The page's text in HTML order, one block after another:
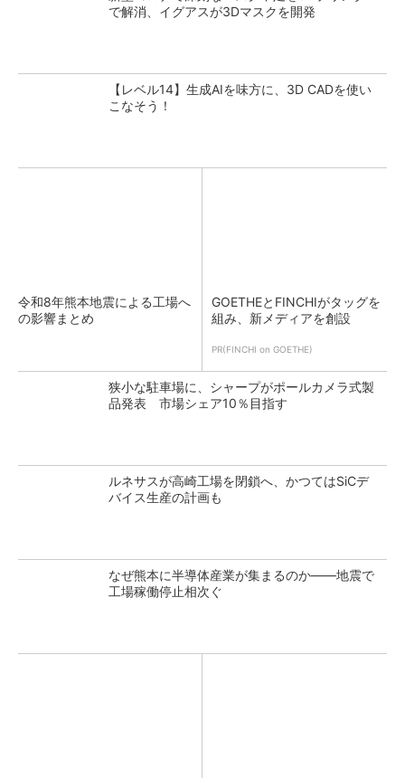
で解消、イグアスが3Dマスクを開発
【レベル14】生成AIを味方に、3D CADを使い
こなそう！
令和8年熊本地震による工場へ
の影響まとめ
GOETHEとFINCHIがタッグを
組み、新メディアを創設
PR(FINCHI on GOETHE)
狭小な駐車場に、シャープがポールカメラ式製
品発表 市場シェア10％目指す
ルネサスが高崎工場を閉鎖へ、かつてはSiCデ
バイス生産の計画も
なぜ熊本に半導体産業が集まるのか――地震で
工場稼働停止相次ぐ